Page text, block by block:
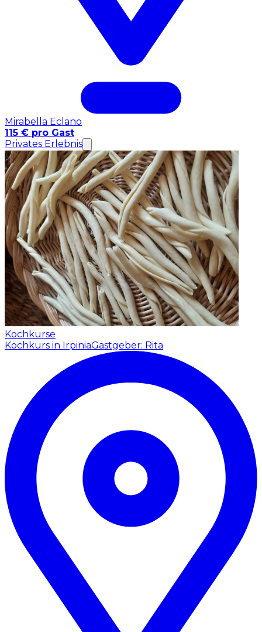
Mirabella Eclano
115 € pro Gast
Privates Erlebnis
Kochkurse
Kochkurs in IrpiniaGastgeber: Rita